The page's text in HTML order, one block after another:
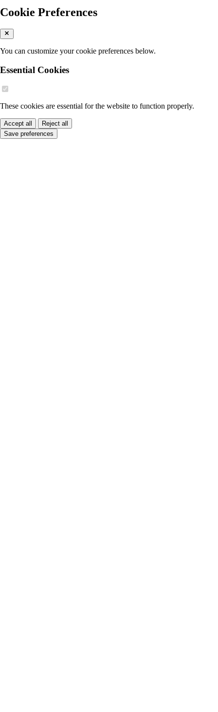
Cookie Preferences
You can customize your cookie preferences below.
Essential Cookies
These cookies are essential for the website to function properly.
Accept all
Reject all
Save preferences